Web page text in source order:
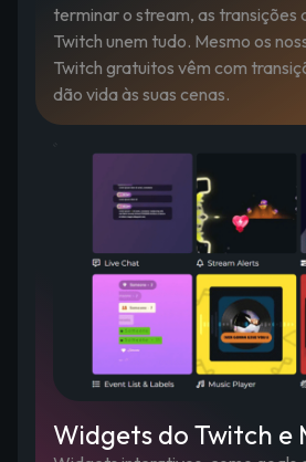
terminar o stream, as transições
Twitch unem tudo. Mesmo os
Twitch gratuitos vêm com
dão vida às suas cenas.
Widgets do Twitch e